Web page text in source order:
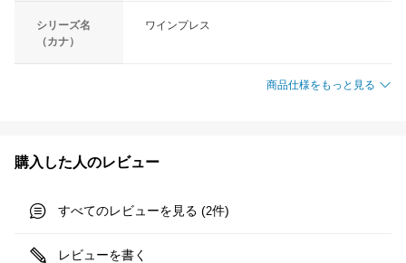
シリーズ名
（カナ）
ワインプレス
商品仕様をもっと見る
購入した人のレビュー
すべてのレビューを見る (2件)
レビューを書く